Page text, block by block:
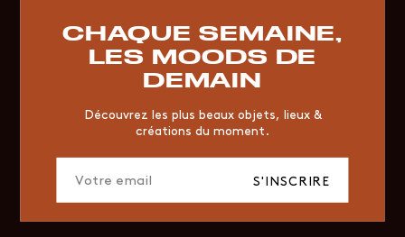
CHAQUE SEMAINE,
LES MOODS DE
DEMAIN
Découvrez les plus beaux objets, lieux &
créations du moment.
S'INSCRIRE
RESTAURANT VINTAGE MOODBOARD
BOIS
JAUNE
HÔTEL
ORGANIQUE
MEMPHIS ÉDITIONS
VASE
ICONIC
2023